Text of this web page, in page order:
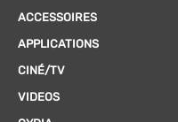
ACCESSOIRES
APPLICATIONS
CINÉ/TV
VIDEOS